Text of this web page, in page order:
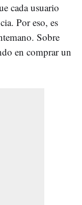
cada usuario
Por eso, es
Sobre
en comprar un